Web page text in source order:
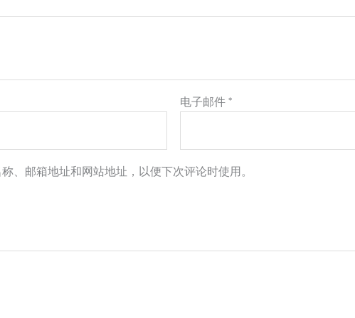
电子邮件*
、邮箱地址和网站地址，以便下次评论时使用。